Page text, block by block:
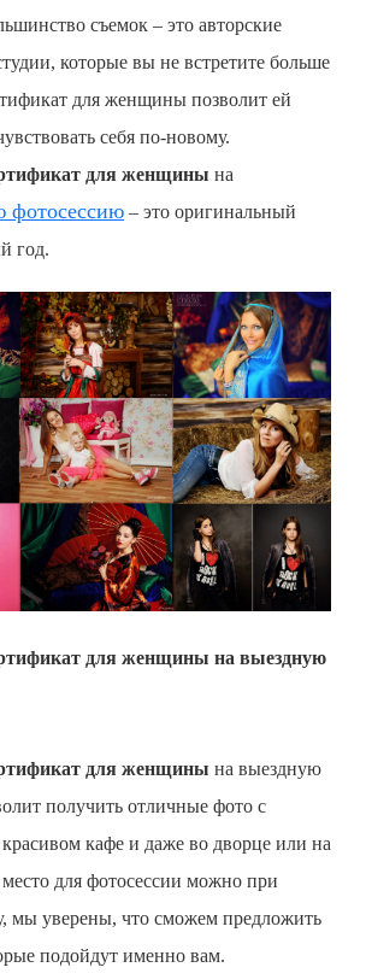
съемок – это авторские
которые вы не встретите больше
для женщины позволит ей
себя по-новому.
для женщины на
фотосессию – это оригинальный
год.
для женщины на выездную
для женщины на выездную
получить отличные фото с
кафе и даже во дворце или на
для фотосессии можно при
мы уверены, что сможем предложить
подойдут именно вам.